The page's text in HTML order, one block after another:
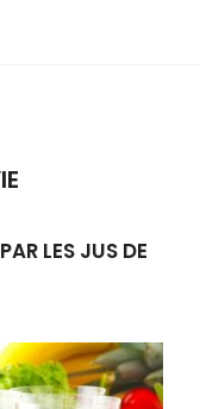
LES JUS DE